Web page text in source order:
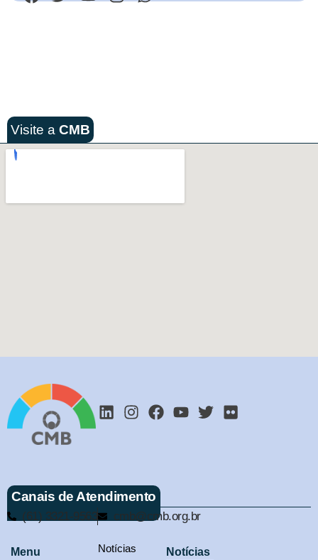
Visite a CMB
Canais de Atendimento
(61) 3321-9563 cmb@cmb.org.br
Menu
Notícias
Notícias